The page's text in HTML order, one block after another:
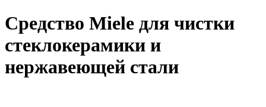
Средство Miele для чистки
стеклокерамики и
нержавеющей стали